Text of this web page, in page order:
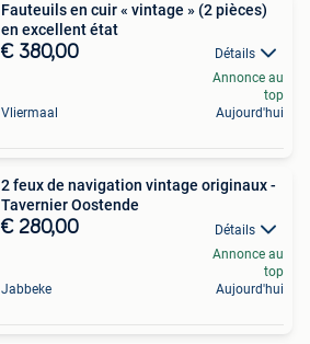
Fauteuils en cuir « vintage » (2 pièces)
en excellent état
€ 380,00 Détails
Vliermaal
Annonce au
top
Aujourd'hui
2 feux de navigation vintage originaux -
Tavernier Oostende
€ 280,00 Détails
Jabbeke
Annonce au
top
Aujourd'hui